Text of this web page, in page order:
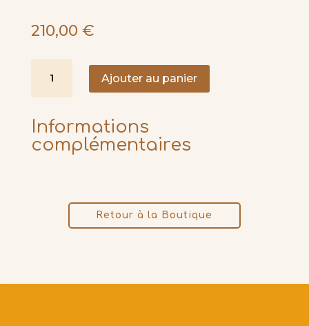
210,00 €
Accompagnement
individuel
-
Ajouter au panier
Informations
complémentaires
Retour à la Boutique